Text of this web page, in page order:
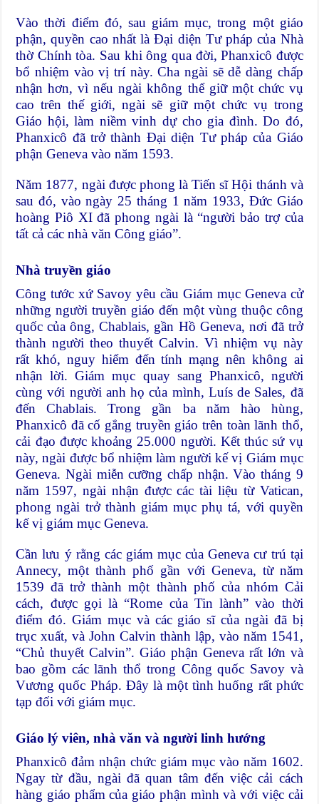
Vào thời điểm đó, sau giám mục, trong một giáo
phận, quyền cao nhất là Đại diện Tư pháp của Nhà
thờ Chính tòa. Sau khi ông qua đời, Phanxicô được
bổ nhiệm vào vị trí này. Cha ngài sẽ dễ dàng chấp
nhận hơn, vì nếu ngài không thể giữ một chức vụ
cao trên thế giới, ngài sẽ giữ một chức vụ trong
Giáo hội, làm niềm vinh dự cho gia đình. Do đó,
Phanxicô đã trở thành Đại diện Tư pháp của Giáo
phận Geneva vào năm 1593.
Năm 1877, ngài được phong là Tiến sĩ Hội thánh và
sau đó, vào ngày 25 tháng 1 năm 1933, Đức Giáo
hoàng Piô XI đã phong ngài là “người bảo trợ của
tất cả các nhà văn Công giáo”.
Nhà truyền giáo
Công tước xứ Savoy yêu cầu Giám mục Geneva cử
những người truyền giáo đến một vùng thuộc công
quốc của ông, Chablais, gần Hồ Geneva, nơi đã trở
thành người theo thuyết Calvin. Vì nhiệm vụ này
rất khó, nguy hiểm đến tính mạng nên không ai
nhận lời. Giám mục quay sang Phanxicô, người
cùng với người anh họ của mình, Luís de Sales, đã
đến Chablais. Trong gần ba năm hào hùng,
Phanxicô đã cố gắng truyền giáo trên toàn lãnh thổ,
cải đạo được khoảng 25.000 người. Kết thúc sứ vụ
này, ngài được bổ nhiệm làm người kế vị Giám mục
Geneva. Ngài miễn cưỡng chấp nhận. Vào tháng 9
năm 1597, ngài nhận được các tài liệu từ Vatican,
phong ngài trở thành giám mục phụ tá, với quyền
kế vị giám mục Geneva.
Cần lưu ý rằng các giám mục của Geneva cư trú tại
Annecy, một thành phố gần với Geneva, từ năm
1539 đã trở thành một thành phố của nhóm Cải
cách, được gọi là “Rome của Tin lành” vào thời
điểm đó. Giám mục và các giáo sĩ của ngài đã bị
trục xuất, và John Calvin thành lập, vào năm 1541,
“Chủ thuyết Calvin”. Giáo phận Geneva rất lớn và
bao gồm các lãnh thổ trong Công quốc Savoy và
Vương quốc Pháp. Đây là một tình huống rất phức
tạp đối với giám mục.
Giáo lý viên, nhà văn và người linh hướng
Phanxicô đảm nhận chức giám mục vào năm 1602.
Ngay từ đầu, ngài đã quan tâm đến việc cải cách
hàng giáo phẩm của giáo phận mình và với việc cải